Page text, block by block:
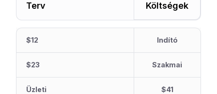
Terv Költségek
$12 Indító
$23 Szakmai
Üzleti $41